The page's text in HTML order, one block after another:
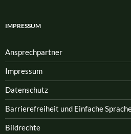
IMPRESSUM
Ansprech­partner
Impressum
Datenschutz
Barrierefreiheit und Einfache
Bildrechte